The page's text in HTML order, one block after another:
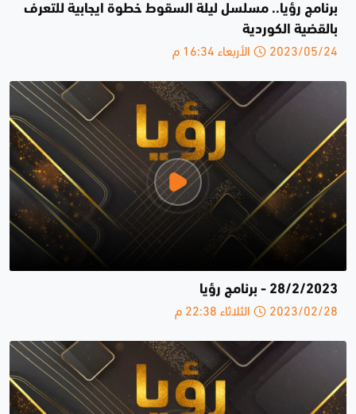
برنامج رؤيا.. مسلسل ليلة السقوط خطوة ايجابية للتعرف
بالقضية الكوردية
2023/05/24 الأربعاء 16:34 م
28/2/2023 - برنامج رؤيا
2023/02/28 الثلاثاء 22:38 م